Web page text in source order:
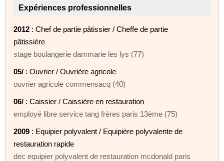
Expériences professionnelles
2012 : Chef de partie pâtissier / Cheffe de partie
pâtissière
stage boulangerie dammarie les lys (77)
05/ : Ouvrier / Ouvrière agricole
ouvrier agricole commensacq (40)
06/ : Caissier / Caissière en restauration
employé libre service tang frères paris 13ème (75)
2009 : Equipier polyvalent / Equipière polyvalente de
restauration rapide
dec equipier polyvalent de restauration mcdonald paris